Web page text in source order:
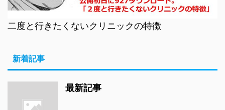
二度と行きたくないクリニックの特徴
新着記事
最新記事